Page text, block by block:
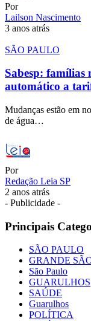
Por
Lailson Nascimento
3 anos atrás
SÃO PAULO
Sabesp: famílias
automático a
Mudanças estão em
de água…
Por
Redação Leia SP
2 anos atrás
- Publicidade -
Principais
SÃO PAULO
GRANDE
São Paulo
GUARULHOS
SAÚDE
Guarulhos
POLÍTICA